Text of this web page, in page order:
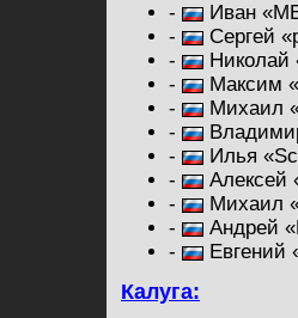
-
Иван
-
Сергей
-
Николай
-
Максим
-
Михаил
-
-
Илья
-
Алексей
-
Михаил
-
Андрей
-
Евгений
Калуга: